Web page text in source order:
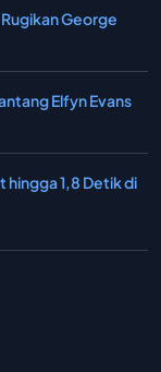
George
Elfyn Evans
hingga 1,8 Detik di